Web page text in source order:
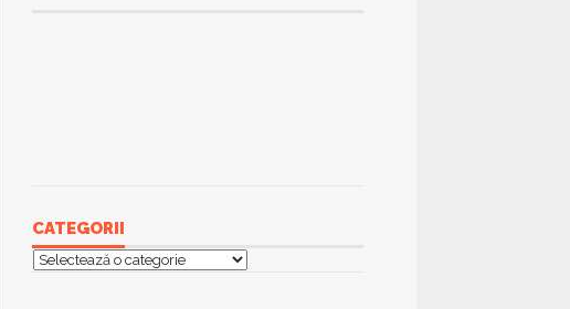
CATEGORII
Categorii